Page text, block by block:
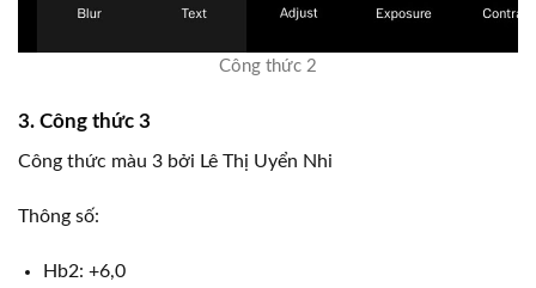
Công thức 2
3. Công thức 3
Công thức màu 3 bởi Lê Thị Uyển Nhi
Thông số:
Hb2: +6,0